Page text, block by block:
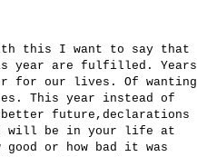
this I want to say that
year are fulfilled. Years
for our lives. Of wanting
This year instead of
better future,declarations
will be in your life at
or how bad it was